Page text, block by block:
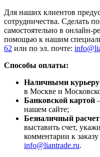
Для наших клиентов
сотрудничества. Сделать
самостоятельно в онлайн-
помощью к нашим
62 или по эл. почте:
Способы оплаты:
Наличными курьеру
в Москве и
Банковской картой
нашем сайте;
Безналичный
выставить счет,
комментарии к
info@liantrade.ru.